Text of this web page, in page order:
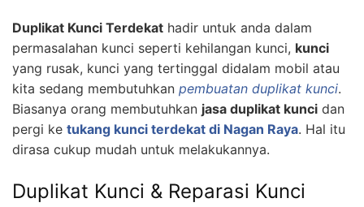
Duplikat Kunci Terdekat hadir untuk anda dalam
permasalahan kunci seperti kehilangan kunci, kunci
yang rusak, kunci yang tertinggal didalam mobil atau
kita sedang membutuhkan pembuatan duplikat kunci.
Biasanya orang membutuhkan jasa duplikat kunci dan
pergi ke tukang kunci terdekat di Nagan Raya. Hal itu
dirasa cukup mudah untuk melakukannya.
Duplikat Kunci & Reparasi Kunci